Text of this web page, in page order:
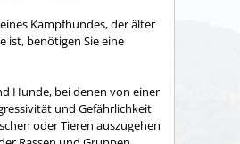
Kampfhundes, der älter
ist, benötigen Sie eine
Hunde, bei denen von einer
und Gefährlichkeit
oder Tieren auszugehen